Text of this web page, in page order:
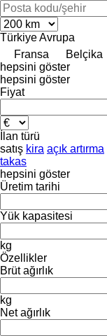
TürkiyeAvrupa
Fransa
Belçika
hepsini göster
hepsini göster
Fiyat
İlan türü
satış kira açık artırma
takas
hepsini göster
Üretim tarihi
Yük kapasitesi
kg
Özellikler
Brüt ağırlık
kg
Net ağırlık